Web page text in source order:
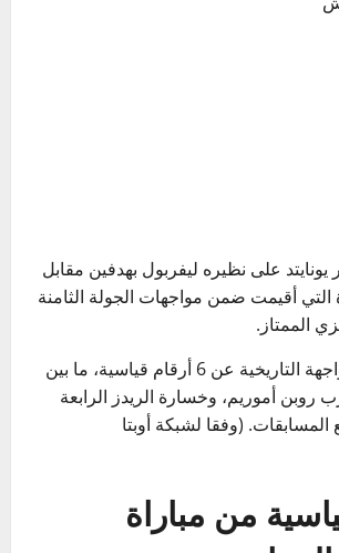
على نظيره ليفربول بهدفين مقابل
التي أقيمت ضمن مواجهات الجولة الثامنة
الممتاز.
وأسفرت تلك المواجهة التاريخية عن 6 أرقام قياسية، ما بين
روبن أموريم، وخسارة الريدز الرابعة
المسابقات. (وفقا لشبكة أوبتا
من مباراة